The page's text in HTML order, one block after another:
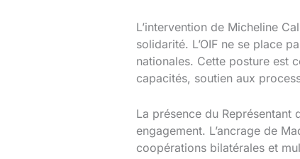
L’intervention de Micheline
solidarité. L’OIF ne se place
nationales. Cette posture est
capacités, soutien aux
La présence du Représentant
engagement. L’ancrage de
coopérations bilatérales et